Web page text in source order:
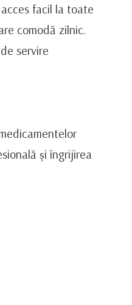
facil la toate
comodă zilnic.
servire
și îngrijirea